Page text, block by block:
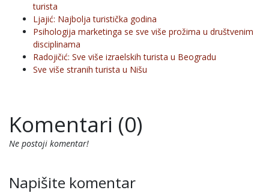
turista
Ljajić: Najbolja turistička godina
Psihologija marketinga se sve više prožima u društvenim
disciplinama
Radojičić: Sve više izraelskih turista u Beogradu
Sve više stranih turista u Nišu
Komentari (0)
Ne postoji komentar!
Napišite komentar